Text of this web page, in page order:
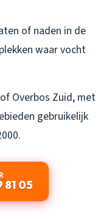
of naden in de
waar vocht
Overbos Zuid, met
gebruikelijk
81 05